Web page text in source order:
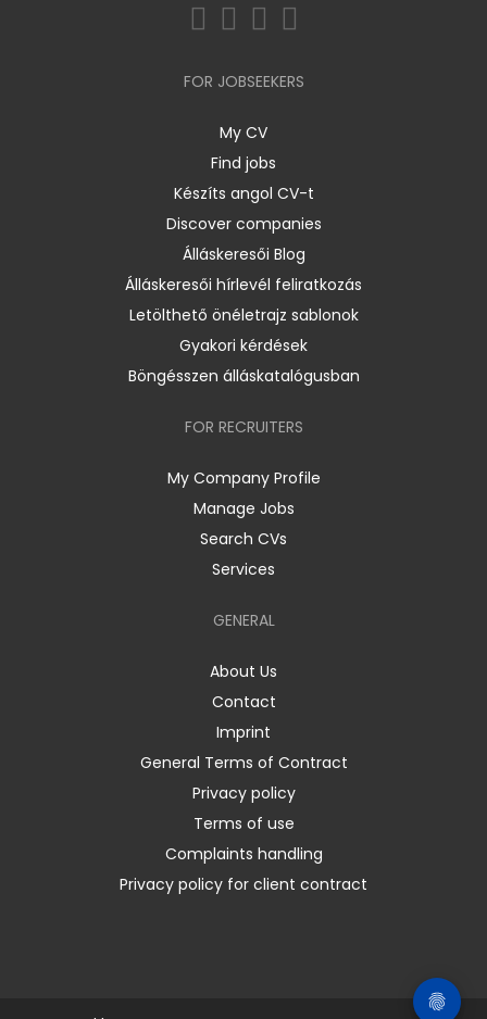
FOR JOBSEEKERS
My CV
Find jobs
Készíts angol CV-t
Discover companies
Álláskeresői Blog
Álláskeresői hírlevél feliratkozás
Letölthető önéletrajz sablonok
Gyakori kérdések
Böngésszen álláskatalógusban
FOR RECRUITERS
My Company Profile
Manage Jobs
Search CVs
Services
GENERAL
About Us
Contact
Imprint
General Terms of Contract
Privacy policy
Terms of use
Complaints handling
Privacy policy for client contract